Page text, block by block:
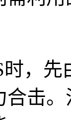
时，
击